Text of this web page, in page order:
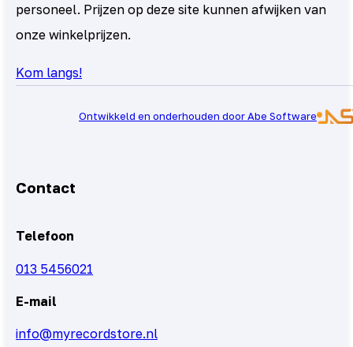
personeel. Prijzen op deze site kunnen afwijken van
onze winkelprijzen.
Kom langs!
Ontwikkeld en onderhouden door Abe Software
Contact
Telefoon
013 5456021
E-mail
info@myrecordstore.nl